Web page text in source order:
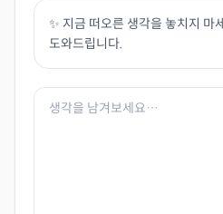
✨ 지금 떠오른 생각을 놓치지 마
도와드립니다.